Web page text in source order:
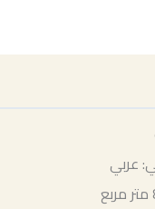
عربي